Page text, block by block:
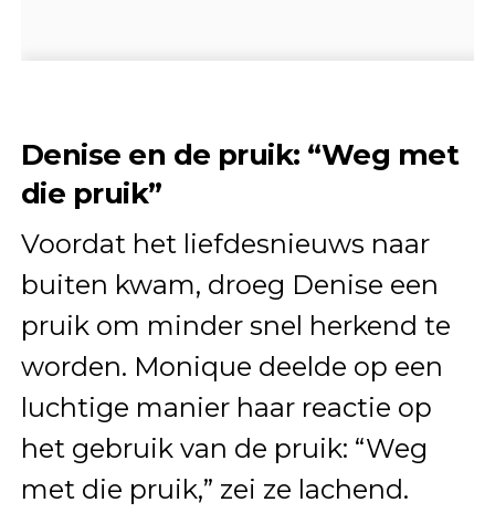
Denise en de pruik: “Weg met
die pruik”
Voordat het liefdesnieuws naar
buiten kwam, droeg Denise een
pruik om minder snel herkend te
worden. Monique deelde op een
luchtige manier haar reactie op
het gebruik van de pruik: “Weg
met die pruik,” zei ze lachend.